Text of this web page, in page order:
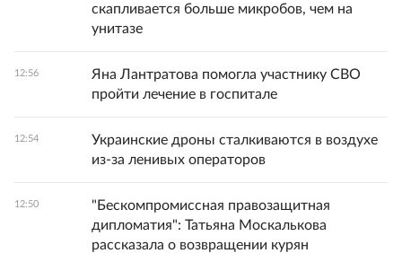
скапливается больше микробов, чем на
унитазе
12:56
Яна Лантратова помогла участнику СВО
пройти лечение в госпитале
12:54
Украинские дроны сталкиваются в воздухе
из-за ленивых операторов
12:50
"Бескомпромиссная правозащитная
дипломатия": Татьяна Москалькова
рассказала о возвращении курян